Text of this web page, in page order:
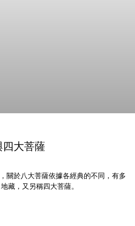
大菩薩
關於八大菩薩依據各經典的不同，有多
藏，又另稱四大菩薩。